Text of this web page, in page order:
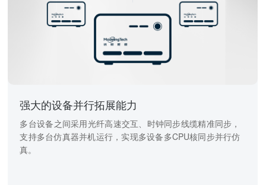
强大的设备并行拓展能力
多台设备之间采用光纤高速交互、时钟同步线缆精准同步，
支持多台仿真器并机运行，实现多设备多CPU核同步并行仿
真。